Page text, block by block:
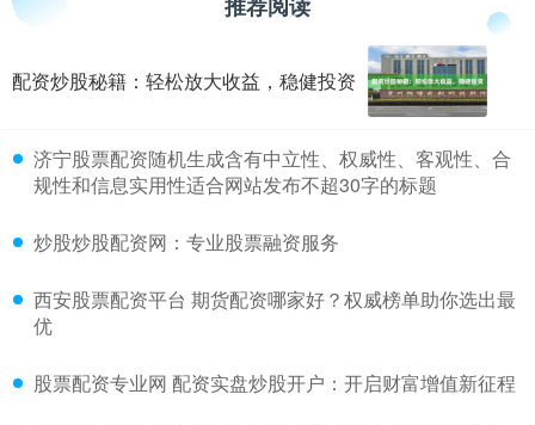
推荐阅读
配资炒股秘籍：轻松放大收益，稳健投资
​济宁股票配资随机生成含有中立性、权威性、客观性、合
规性和信息实用性适合网站发布不超30字的标题
​炒股炒股配资网：专业股票融资服务
​西安股票配资平台 期货配资哪家好？权威榜单助你选出最
优
​股票配资专业网 配资实盘炒股开户：开启财富增值新征程